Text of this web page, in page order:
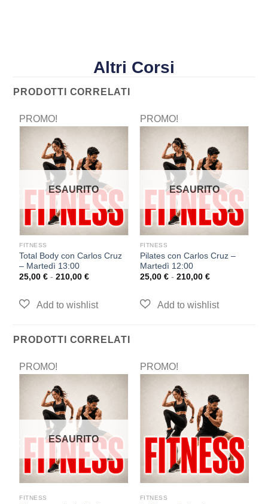
Altri Corsi
PRODOTTI CORRELATI
PROMO!
ESAURITO
FITNESS
Total Body con Carlos Cruz
– Martedì 13:00
25,00€ - 210,00€
PROMO!
ESAURITO
FITNESS
Pilates con Carlos Cruz –
Martedì 12:00
25,00 € - 210,00 €
PRODOTTI CORRELATI
PROMO!
ESAURITO
FITNESS
PROMO!
FITNESS